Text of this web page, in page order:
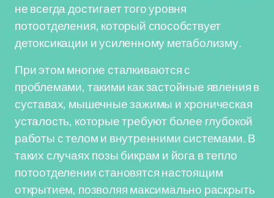
не всегда достигает того уровня
потоотделения, который способствует
детоксикации и усиленному метаболизму.
При этом многие сталкиваются с
проблемами, такими как застойные явления в
суставах, мышечные зажимы и хроническая
усталость, которые требуют более глубокой
работы с телом и внутренними системами. В
таких случаях позы бикрам и йога в тепло
потоотделении становятся настоящим
открытием, позволяя максимально раскрыть